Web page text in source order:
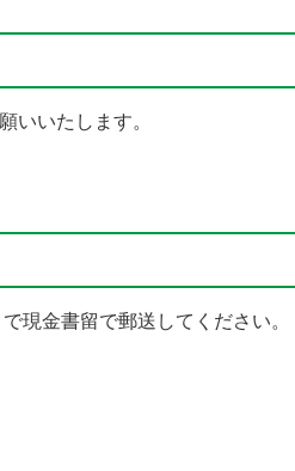
いいたします。
現金書留で郵送してください。